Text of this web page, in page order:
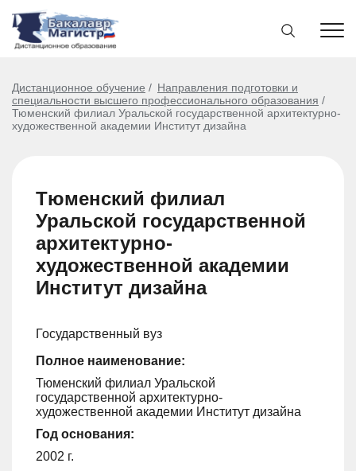
Дистанционное обучение
Направления подготовки и
специальности высшего профессионального образования
Тюменский филиал Уральской государственной архитектурно-
художественной академии Институт дизайна
Тюменский филиал
Уральской государственной
архитектурно-
художественной академии
Институт дизайна
Государственный вуз
Полное наименование:
Тюменский филиал Уральской
государственной архитектурно-
художественной академии Институт дизайна
Год основания:
2002 г.